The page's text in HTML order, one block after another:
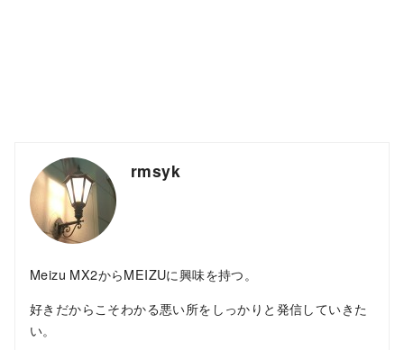
rmsyk
Meizu MX2からMEIZUに興味を持つ。
好きだからこそわかる悪い所をしっかりと発信していきた
い。